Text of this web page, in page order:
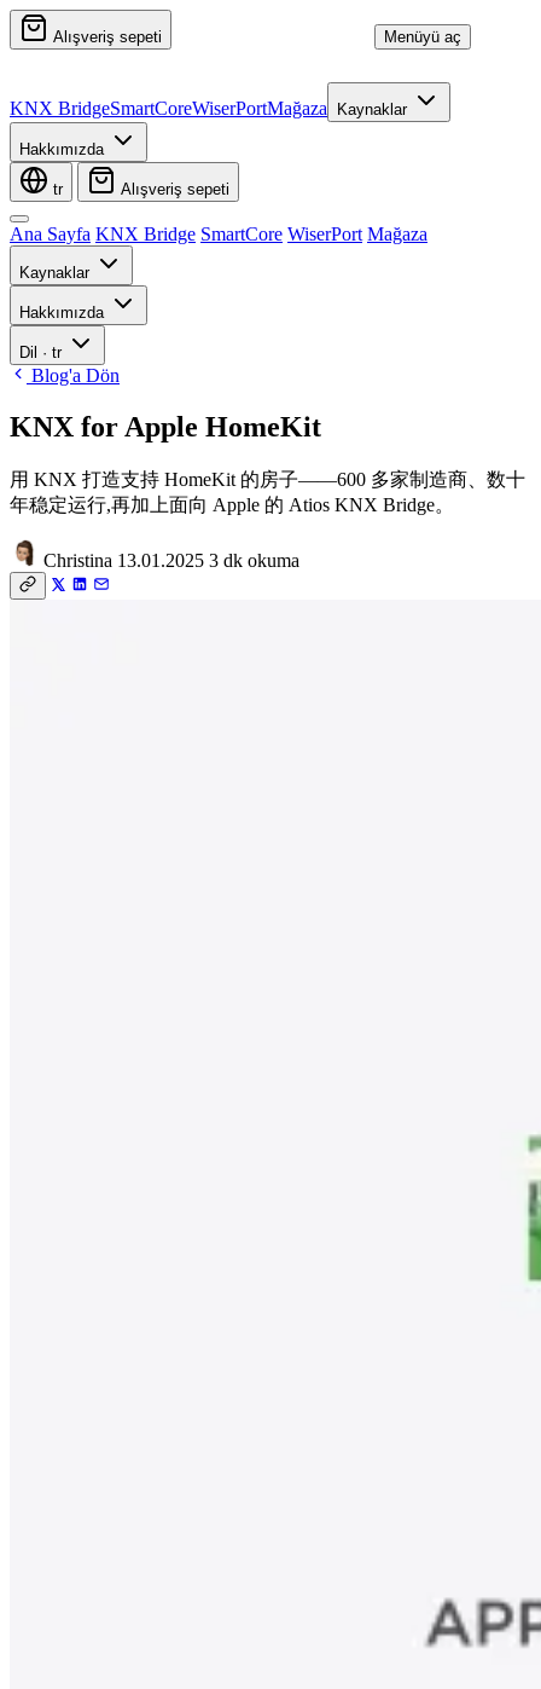
Alışveriş sepeti Menüyü aç
KNX BridgeSmartCoreWiserPortMağaza Kaynaklar
Hakkımızda
tr Alışveriş sepeti
Ana Sayfa KNX Bridge SmartCore WiserPort Mağaza
Kaynaklar
Hakkımızda
Dil · tr
Blog'a Dön
KNX for Apple HomeKit
用 KNX 打造支持 HomeKit 的房子——600 多家制造商、数十
年稳定运行,再加上面向 Apple 的 Atios KNX Bridge。
Christina 13.01.2025 3 dk okuma